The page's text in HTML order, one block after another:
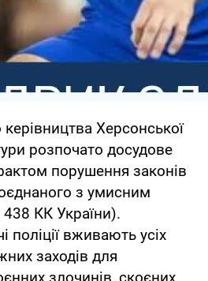
Херсонської
розпочато досудове
порушення законів
з умисним
КК України).
поліції вживають усіх
заходів для
злочинів, скоєних